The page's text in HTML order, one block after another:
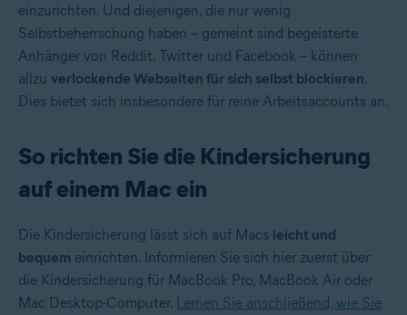
einzurichten. Und diejenigen, die nur wenig
Selbstbeherrschung haben – gemeint sind begeisterte
Anhänger von Reddit, Twitter und Facebook – können
allzu verlockende Webseiten für sich selbst blockieren.
Dies bietet sich insbesondere für reine Arbeitsaccounts an.
So richten Sie die Kindersicherung
auf einem Mac ein
Die Kindersicherung lässt sich auf Macs leicht und
bequem einrichten. Informieren Sie sich hier zuerst über
die Kindersicherung für MacBook Pro, MacBook Air oder
Mac Desktop-Computer. Lernen Sie anschließend, wie Sie